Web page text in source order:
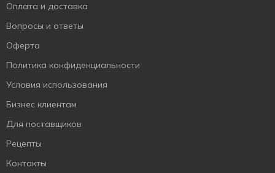
Оплата и доставка
Вопросы и ответы
Оферта
Политика конфиденциальности
Условия использования
Бизнес клиентам
Для поставщиков
Рецепты
Контакты